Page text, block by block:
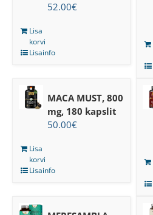
52.00€
Lisa
korvi
Lisainfo
MACA MUST, 800
mg, 180 kapslit
50.00€
Lisa
korvi
Lisainfo